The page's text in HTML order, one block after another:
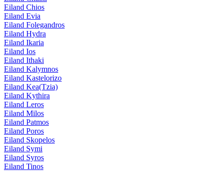
Eiland Chios
Eiland Evia
Eiland Folegandros
Eiland Hydra
Eiland Ikaria
Eiland Ios
Eiland Ithaki
Eiland Kalymnos
Eiland Kastelorizo
Eiland Kea(Tzia)
Eiland Kythira
Eiland Leros
Eiland Milos
Eiland Patmos
Eiland Poros
Eiland Skopelos
Eiland Symi
Eiland Syros
Eiland Tinos